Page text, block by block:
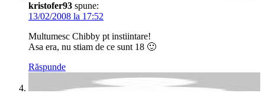
kristofer93 spune:
13/02/2008 la 17:52
Multumesc Chibby pt instiintare!
Asa era, nu stiam de ce sunt 18 🙂
Răspunde